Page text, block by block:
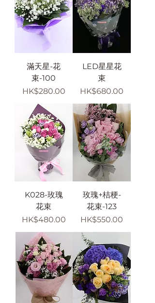
滿天星-花
束-100
價格
HK$280.00
LED星星花
束
價格
HK$680.00
K028-玫瑰
花束
價格
HK$480.00
玫瑰+桔梗-
花束-123
價格
HK$550.00